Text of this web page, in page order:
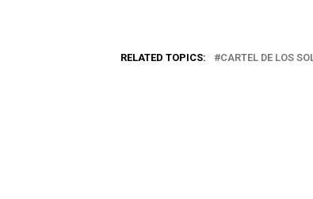
RELATED TOPICS: CARTEL DE LOS